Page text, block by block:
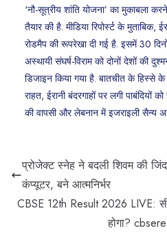
‘नौ-सूत्रीय शांति योजना’ का मुकाबला
तैयार की है. मीडिया रिपोर्स्ट के मुताबिक,
रोडमैप की रूपरेखा दी गई है. इसमें 30
अस्थायी संघर्ष-विराम को दोनों देशों की
डिजाइन किया गया है. बातचीत के हिस्से के
राहत, ईरानी बंदरगाहों पर लगी पाबंदियों
की वापसी और लेबनान में इजराइली सैन्य
प्रोजेक्ट स्नेह ने बदली शिवम की
कंप्यूटर, बने आत्मनिर्भर
CBSE 12th Result 2026 LIVE:
होगा?